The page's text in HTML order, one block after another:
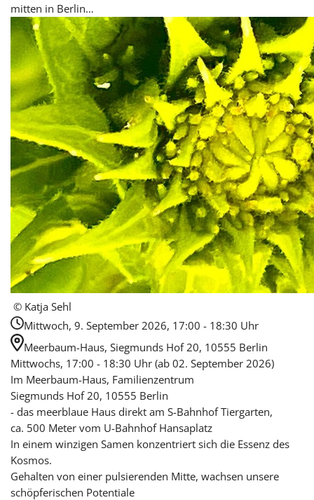
mitten in Berlin…
© Katja Sehl
Mittwoch, 9. September 2026, 17:00 - 18:30 Uhr
Meerbaum-Haus, Siegmunds Hof 20, 10555 Berlin
Mittwochs, 17:00 - 18:30 Uhr (ab 02. September 2026)
Im Meerbaum-Haus, Familienzentrum
Siegmunds Hof 20, 10555 Berlin
- das meerblaue Haus direkt am S-Bahnhof Tiergarten,
ca. 500 Meter vom U-Bahnhof Hansaplatz
In einem winzigen Samen konzentriert sich die Essenz des
Kosmos.
Gehalten von einer pulsierenden Mitte, wachsen unsere
schöpferischen Potentiale